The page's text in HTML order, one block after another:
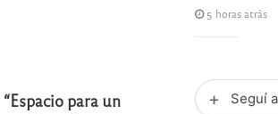
“Espacio para un
5 horas atrás
+ Seguí a